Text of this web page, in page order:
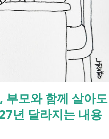
부모와 함께 살아도
년 달라지는 내용